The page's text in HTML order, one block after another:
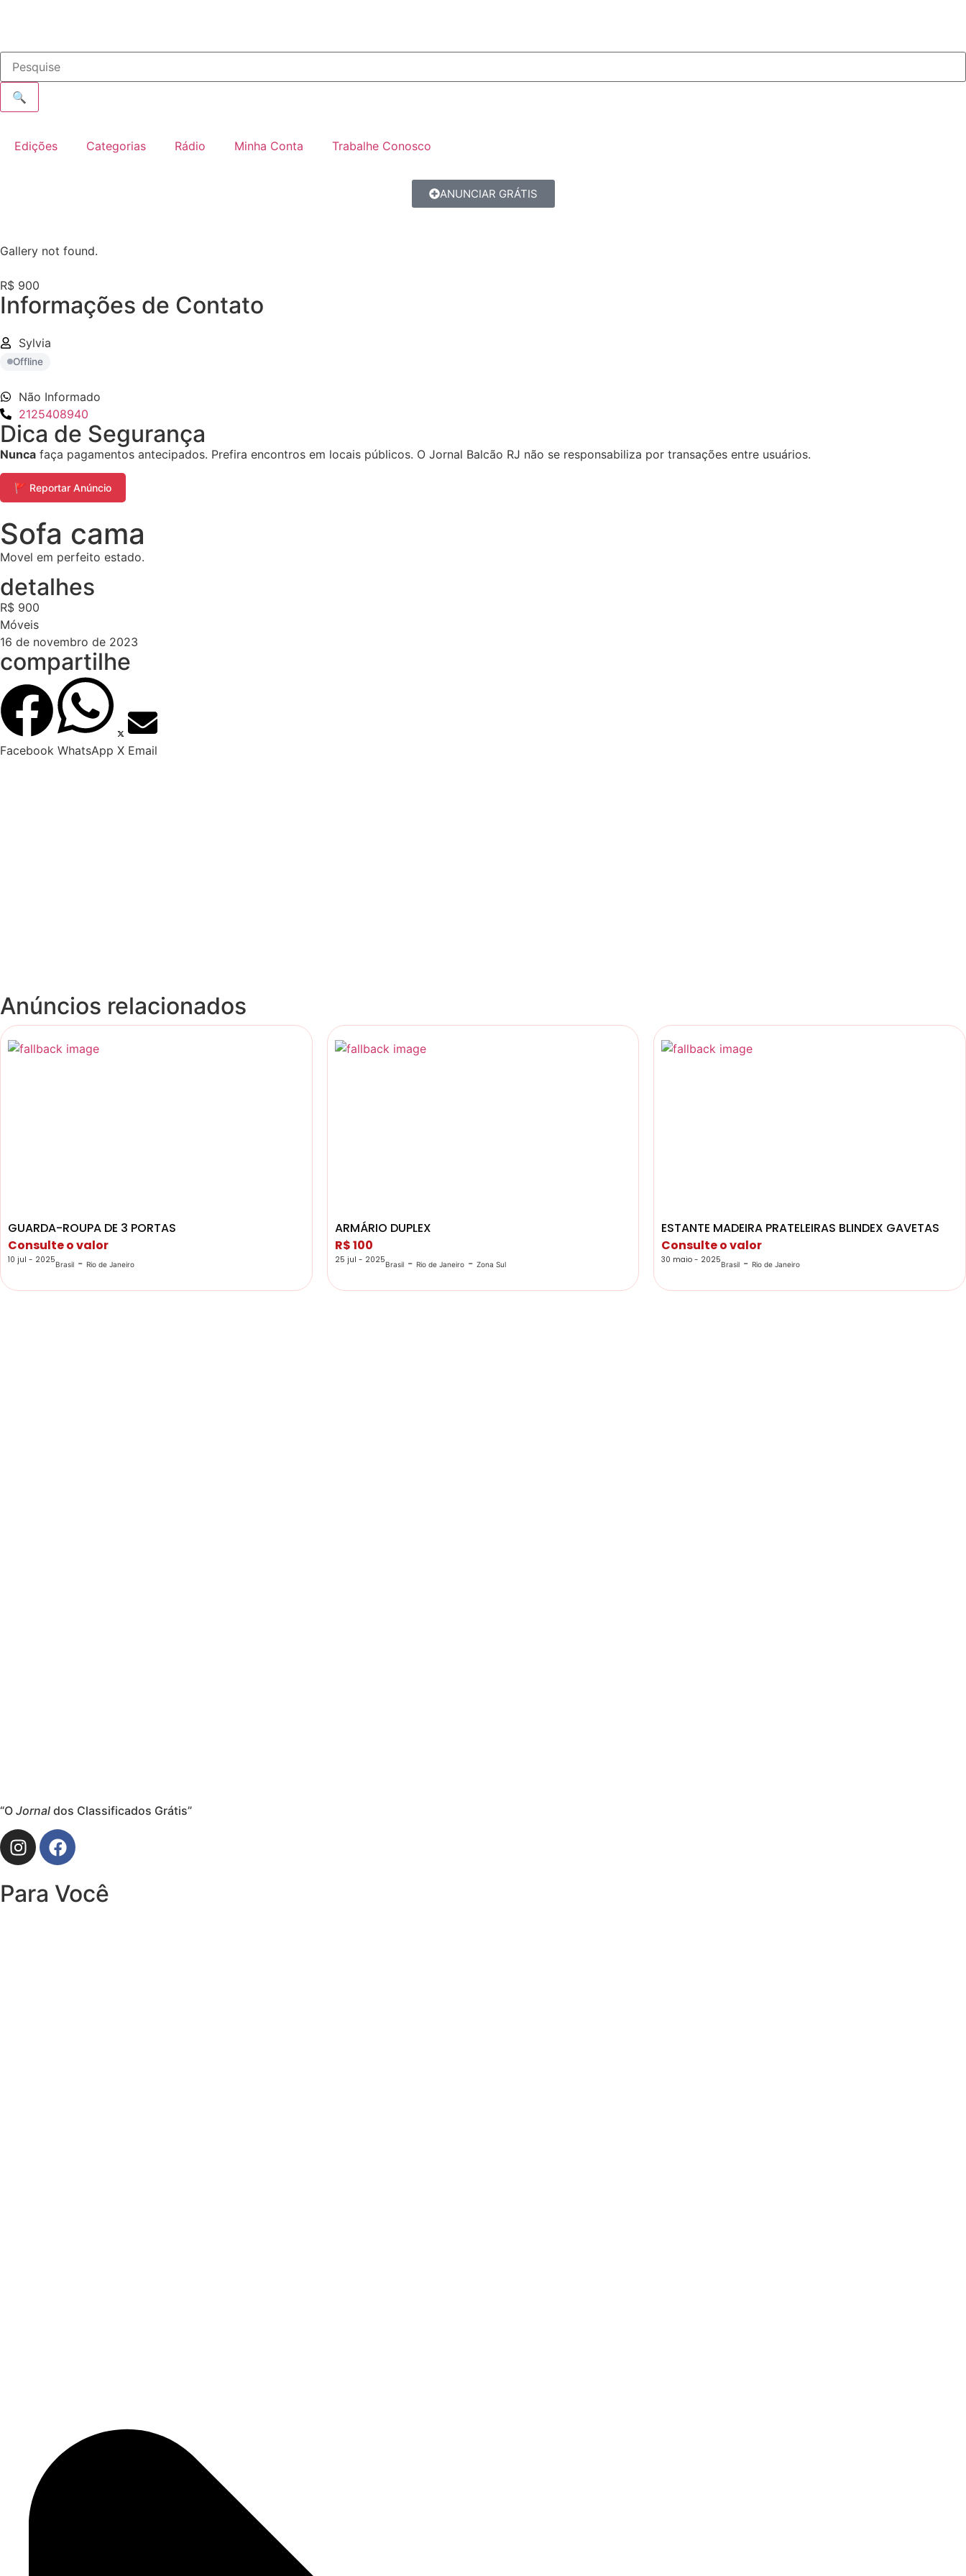
🔍
Edições Categorias Rádio Minha Conta Trabalhe Conosco
ANUNCIAR GRÁTIS
Gallery not found.
R$ 900
Informações de Contato
Sylvia
Offline
Não Informado
2125408940
Dica de Segurança
Nunca faça pagamentos antecipados. Prefira encontros em locais públicos. O Jornal Balcão RJ não se responsabiliza por transações entre usuários.
🚩 Reportar Anúncio
Sofa cama
Movel em perfeito estado.
detalhes
R$ 900
Móveis
16 de novembro de 2023
compartilhe
Facebook WhatsApp X Email
Anúncios relacionados
GUARDA-ROUPA DE 3 PORTAS
Consulte o valor
10 jul - 2025Brasil - Rio de Janeiro
ARMÁRIO DUPLEX
R$ 100
25 jul - 2025Brasil- Rio de Janeiro- Zona Sul
ESTANTE MADEIRA PRATELEIRAS BLINDEX GAVETAS
Consulte o valor
30 maio - 2025Brasil - Rio de Janeiro
“O Jornal dos Classificados Grátis”
Para Você